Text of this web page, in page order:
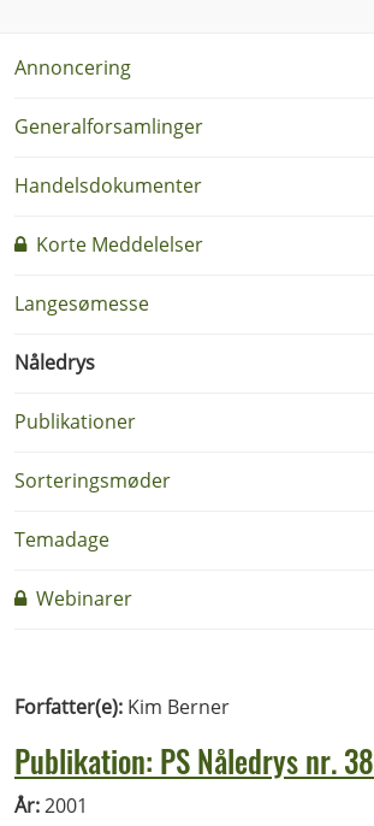
Annoncering
Generalforsamlinger
Handelsdokumenter
Korte Meddelelser
Langesømesse
Nåledrys
Publikationer
Sorteringsmøder
Temadage
Webinarer
Forfatter(e): Kim Berner
Publikation: PS Nåledrys nr. 38
År:2001